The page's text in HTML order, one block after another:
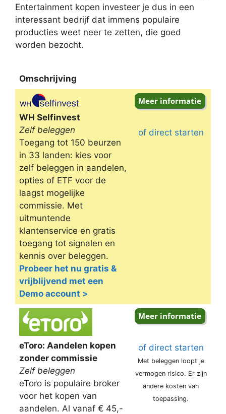
Entertainment kopen investeer je dus in een
interessant bedrijf dat immens populaire
producties weet neer te zetten, die goed
worden bezocht.
Omschrijving
Omschrijving
WH Selfinvest
Zelf beleggen
Toegang tot 150 beurzen
in 33 landen: kies voor
zelf beleggen in aandelen,
opties of ETF voor de
laagst mogelijke
commissie. Met
uitmuntende
klantenservice en gratis
toegang tot signalen en
kennis over beleggen.
Probeer het nu gratis &
vrijblijvend met een
Demo account >
of direct starten
eToro: Aandelen kopen
zonder commissie
Zelf beleggen
eToro is populaire broker
voor het kopen van
aandelen. Al vanaf € 45,-
of direct starten
Met beleggen loopt je
vermogen risico. Er zijn
andere kosten van
toepassing.